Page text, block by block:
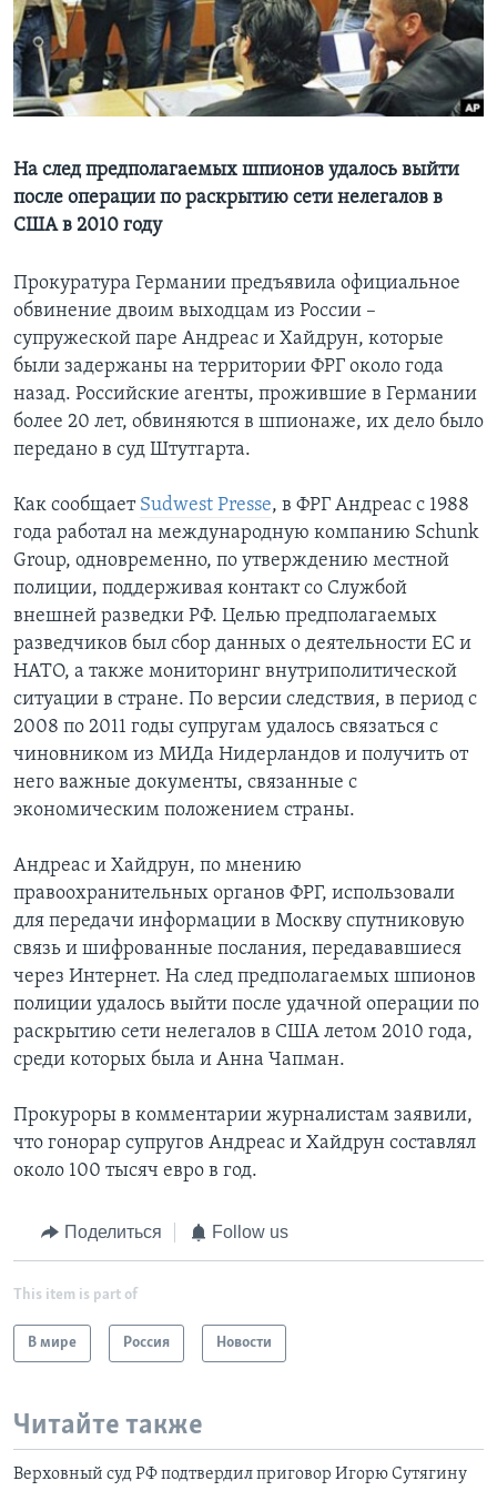
Learning English
СОЦИАЛЬНЫЕ СЕТИ
Языки
На след предполагаемых шпионов удалось выйти
после операции по раскрытию сети нелегалов в
США в 2010 году
Прокуратура Германии предъявила официальное
обвинение двоим выходцам из России –
супружеской паре Андреас и Хайдрун, которые
были задержаны на территории ФРГ около года
назад. Российские агенты, прожившие в Германии
более 20 лет, обвиняются в шпионаже, их дело было
передано в суд Штутгарта.
Как сообщает Sudwest Presse, в ФРГ Андреас с 1988
года работал на международную компанию Schunk
Group, одновременно, по утверждению местной
полиции, поддерживая контакт со Службой
внешней разведки РФ. Целью предполагаемых
разведчиков был сбор данных о деятельности ЕС и
НАТО, а также мониторинг внутриполитической
ситуации в стране. По версии следствия, в период с
2008 по 2011 годы супругам удалось связаться с
чиновником из МИДа Нидерландов и получить от
него важные документы, связанные с
экономическим положением страны.
Андреас и Хайдрун, по мнению
правоохранительных органов ФРГ, использовали
для передачи информации в Москву спутниковую
связь и шифрованные послания, передававшиеся
через Интернет. На след предполагаемых шпионов
полиции удалось выйти после удачной операции по
раскрытию сети нелегалов в США летом 2010 года,
среди которых была и Анна Чапман.
Прокуроры в комментарии журналистам заявили,
что гонорар супругов Андреас и Хайдрун составлял
около 100 тысяч евро в год.
Поделиться Follow us
This item is part of
В мире Россия Новости
Читайте также
Верховный суд РФ подтвердил приговор Игорю Сутягину